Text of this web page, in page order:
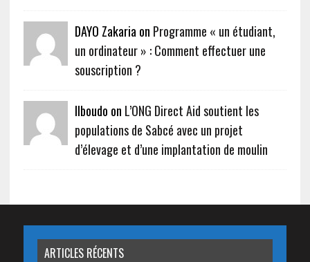
DAYO Zakaria on Programme « un étudiant,
un ordinateur » : Comment effectuer une
souscription ?
Ilboudo on L’ONG Direct Aid soutient les
populations de Sabcé avec un projet
d’élevage et d’une implantation de moulin
ARTICLES RÉCENTS